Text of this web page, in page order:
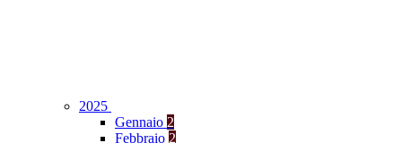
2025
Gennaio 2
Febbraio 2